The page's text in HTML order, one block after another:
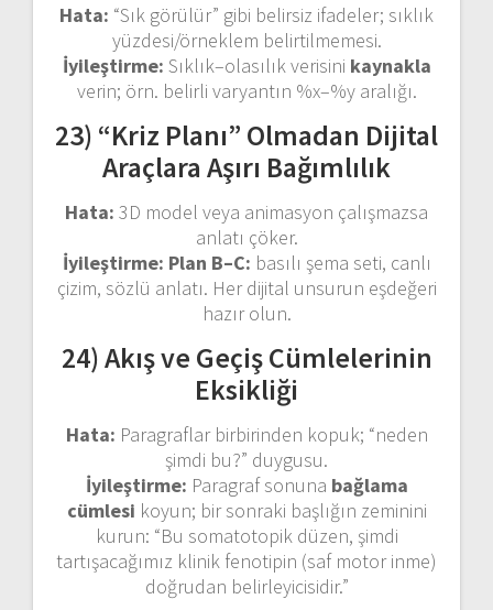
Hata: “Sık görülür” gibi belirsiz ifadeler; sıklık
yüzdesi/örneklem belirtilmemesi.
İyileştirme: Sıklık–olasılık verisini kaynakla
verin; örn. belirli varyantın %x–%y aralığı.
23) “Kriz Planı” Olmadan Dijital
Araçlara Aşırı Bağımlılık
Hata: 3D model veya animasyon çalışmazsa
anlatı çöker.
İyileştirme: Plan B–C: basılı şema seti, canlı
çizim, sözlü anlatı. Her dijital unsurun eşdeğeri
hazır olun.
24) Akış ve Geçiş Cümlelerinin
Eksikliği
Hata: Paragraflar birbirinden kopuk; “neden
şimdi bu?” duygusu.
İyileştirme: Paragraf sonuna bağlama
cümlesi koyun; bir sonraki başlığın zeminini
kurun: “Bu somatotopik düzen, şimdi
tartışacağımız klinik fenotipin (saf motor inme)
doğrudan belirleyicisidir.”